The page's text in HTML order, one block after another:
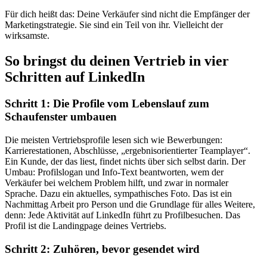
Für dich heißt das: Deine Verkäufer sind nicht die Empfänger der
Marketingstrategie. Sie sind ein Teil von ihr. Vielleicht der
wirksamste.
So bringst du deinen Vertrieb in vier
Schritten auf LinkedIn
Schritt 1: Die Profile vom Lebenslauf zum
Schaufenster umbauen
Die meisten Vertriebsprofile lesen sich wie Bewerbungen:
Karrierestationen, Abschlüsse, „ergebnisorientierter Teamplayer“.
Ein Kunde, der das liest, findet nichts über sich selbst darin. Der
Umbau: Profilslogan und Info-Text beantworten, wem der
Verkäufer bei welchem Problem hilft, und zwar in normaler
Sprache. Dazu ein aktuelles, sympathisches Foto. Das ist ein
Nachmittag Arbeit pro Person und die Grundlage für alles Weitere,
denn: Jede Aktivität auf LinkedIn führt zu Profilbesuchen. Das
Profil ist die Landingpage deines Vertriebs.
Schritt 2: Zuhören, bevor gesendet wird